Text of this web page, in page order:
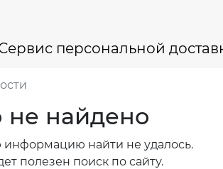
персональной
не найдено
найти не удалось.
полезен поиск по сайту.